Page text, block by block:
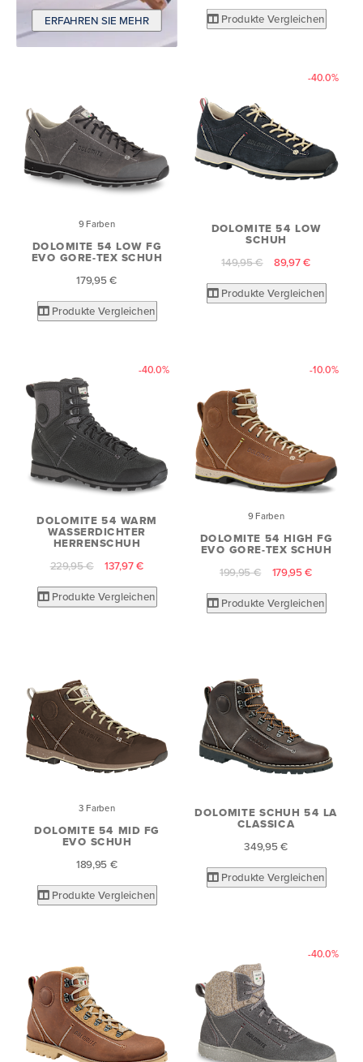
ERFAHREN SIE MEHR Produkte Vergleichen
9 Farben
DOLOMITE 54 LOW FG
EVO GORE-TEX SCHUH
179,95 €
Produkte Vergleichen
-40.0%
DOLOMITE 54 LOW
SCHUH
149,95 €
89,97 €
Produkte Vergleichen
-40.0%
DOLOMITE 54 WARM
WASSERDICHTER
HERRENSCHUH
229,95 €
137,97 €
Produkte Vergleichen
-10.0%
9 Farben
DOLOMITE 54 HIGH FG
EVO GORE-TEX SCHUH
199,95 €
179,95 €
Produkte Vergleichen
3 Farben
DOLOMITE 54 MID FG
EVO SCHUH
189,95 €
Produkte Vergleichen
DOLOMITE SCHUH 54 LA
CLASSICA
349,95 €
Produkte Vergleichen
-40.0%